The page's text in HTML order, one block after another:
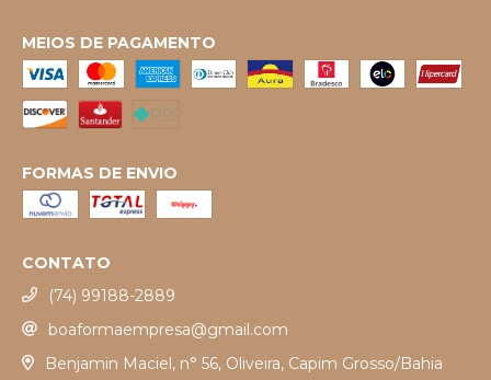
MEIOS DE PAGAMENTO
FORMAS DE ENVIO
CONTATO
(74) 99188-2889
boaformaempresa@gmail.com
Benjamin Maciel, n° 56, Oliveira, Capim Grosso/Bahia